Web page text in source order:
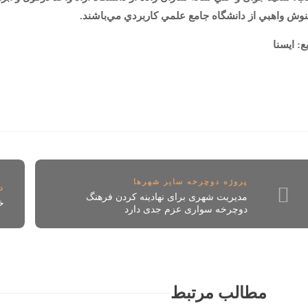
واهبي از دانشگاه جامع علمي كاربردي مي‌باشند.
ایسنا
پروژه دوچرخه سایر شهرها
مدیریت شهری برای نهادینه کردن فرهنگ
دوچرخه سواری عزم جدی دارد
مطالب مرتبط